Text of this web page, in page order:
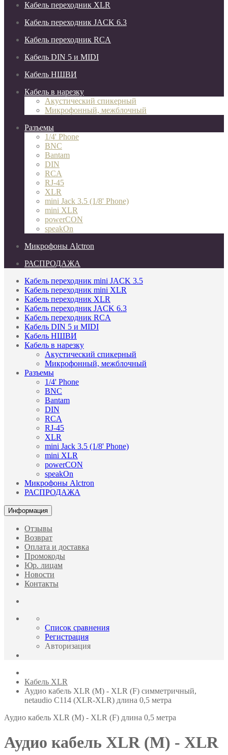
Кабель переходник XLR
Кабель переходник JACK 6.3
Кабель переходник RCA
Кабель DIN 5 и MIDI
Кабель НШВИ
Кабель в нарезку
Акустический спикерный
Микрофонный, межблочный
Разъемы
1/4' Phone
BNC
Bantam
DIN
RCA
RJ-45
XLR
mini Jack 3.5 (1/8' Phone)
mini XLR
powerCON
speakOn
Микрофоны Alctron
РАСПРОДАЖА
Кабель переходник mini JACK 3.5
Кабель переходник mini XLR
Кабель переходник XLR
Кабель переходник JACK 6.3
Кабель переходник RCA
Кабель DIN 5 и MIDI
Кабель НШВИ
Кабель в нарезку
Акустический спикерный
Микрофонный, межблочный
Разъемы
1/4' Phone
BNC
Bantam
DIN
RCA
RJ-45
XLR
mini Jack 3.5 (1/8' Phone)
mini XLR
powerCON
speakOn
Микрофоны Alctron
РАСПРОДАЖА
Информация
Отзывы
Возврат
Оплата и доставка
Промокоды
Юр. лицам
Новости
Контакты
Список сравнения
Регистрация
Авторизация
Кабель XLR
Аудио кабель XLR (M) - XLR (F) симметричный,
netaudio C114 (XLR-XLR) длина 0,5 метра
Аудио кабель XLR (M) - XLR (F) длина 0,5 метра
Аудио кабель XLR (M) - XLR